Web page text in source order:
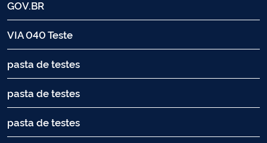
GOV.BR
VIA 040 Teste
pasta de testes
pasta de testes
pasta de testes